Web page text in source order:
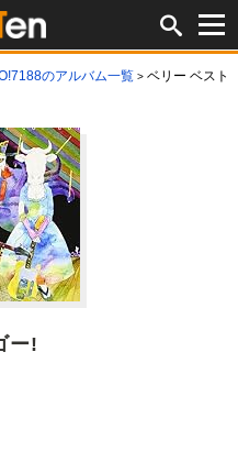
のアルバム一覧
ベリー ベスト
ー!